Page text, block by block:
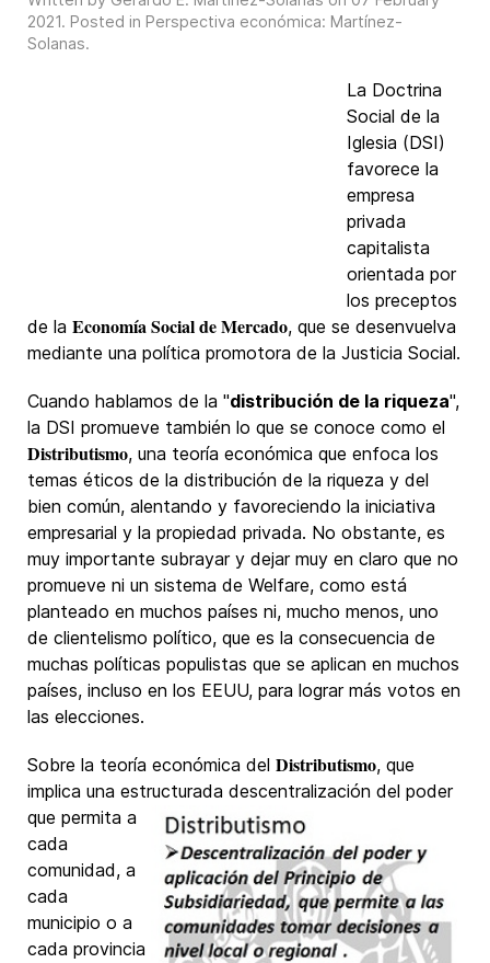
2021. Posted in Perspectiva económica: Martínez-
Solanas.
La Doctrina
Social de la
Iglesia (DSI)
favorece la
empresa
privada
capitalista
orientada por
los preceptos
de la Economía Social de Mercado, que se desenvuelva
mediante una política promotora de la Justicia Social.
Cuando hablamos de la "distribución de la riqueza",
la DSI promueve también lo que se conoce como el
Distributismo, una teoría económica que enfoca los
temas éticos de la distribución de la riqueza y del
bien común, alentando y favoreciendo la iniciativa
empresarial y la propiedad privada. No obstante, es
muy importante subrayar y dejar muy en claro que no
promueve ni un sistema de Welfare, como está
planteado en muchos países ni, mucho menos, uno
de clientelismo político, que es la consecuencia de
muchas políticas populistas que se aplican en muchos
países, incluso en los EEUU, para lograr más votos en
las elecciones.
Sobre la teoría económica del Distributismo, que
implica una estructurada descentralización del poder
que permita a
cada
comunidad, a
cada
municipio o a
cada provincia